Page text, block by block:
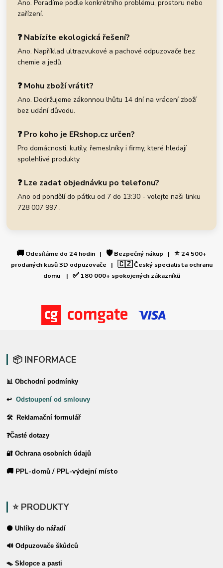
Ano. Poradíme podle konkrétního problému, prostoru nebo
zařízení.
❓ Nabízíte ekologická řešení?
Ano. Například ultrazvukové a pachové odpuzovače bez
chemie a jedů.
❓ Mohu zboží vrátit?
Ano. Dodržujeme zákonnou lhůtu 14 dní na vrácení zboží
bez udání důvodu.
❓ Pro koho je ERshop.cz určen?
Pro domácnosti, kutily, řemeslníky i firmy, které hledají
spolehlivé produkty.
❓ Lze zadat objednávku po telefonu?
Ano od pondělí do pátku od 7 do 13:30 - volejte naši linku
728 007 997 .
🚚 Odesíláme do 24 hodin | 🛡️Bezpečný nákup | ⭐24 500+
prodaných kusů 3D odpuzovače | 🇨🇿Český specialista ochranu
domu | ✅180 000+ spokojených zákazníků
📦 INFORMACE
📊 Obchodní podmínky
↩Odstoupení od smlouvy
🛠 Reklamační formulář
❓Časté dotazy
🔐 Ochrana osobních údajů
🚚 PPL-domů / PPL-výdejní místo
⭐ PRODUKTY
⚫ Uhlíky do nářadí
🔊 Odpuzovače škůdců
🪤 Sklopce a pasti